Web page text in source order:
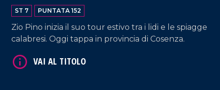
ST 7 PUNTATA 152
Zio Pino inizia il suo tour estivo tra i lidi e le spiagge
calabresi. Oggi tappa in provincia di Cosenza.
VAI AL TITOLO